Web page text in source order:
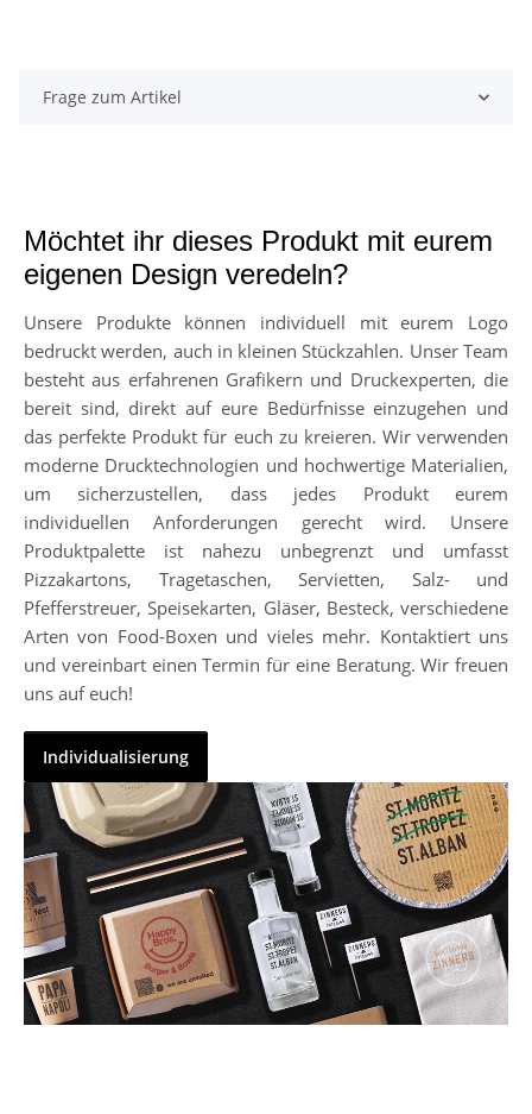
Frage zum Artikel
Möchtet ihr dieses Produkt mit eurem
eigenen Design veredeln?
Unsere Produkte können individuell mit eurem Logo
bedruckt werden, auch in kleinen Stückzahlen. Unser Team
besteht aus erfahrenen Grafikern und Druckexperten, die
bereit sind, direkt auf eure Bedürfnisse einzugehen und
das perfekte Produkt für euch zu kreieren. Wir verwenden
moderne Drucktechnologien und hochwertige Materialien,
um sicherzustellen, dass jedes Produkt eurem
individuellen Anforderungen gerecht wird. Unsere
Produktpalette ist nahezu unbegrenzt und umfasst
Pizzakartons, Tragetaschen, Servietten, Salz- und
Pfefferstreuer, Speisekarten, Gläser, Besteck, verschiedene
Arten von Food-Boxen und vieles mehr. Kontaktiert uns
und vereinbart einen Termin für eine Beratung. Wir freuen
uns auf euch!
Individualisierung